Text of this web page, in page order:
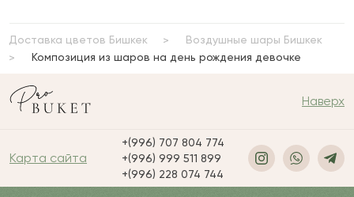
Доставка цветов Бишкек
Воздушные шары Бишкек
Композиция из шаров на день рождения девочке
Наверх
Карта сайта
+(996) 707 804 774
+(996) 999 511 899
+(996) 228 074 744